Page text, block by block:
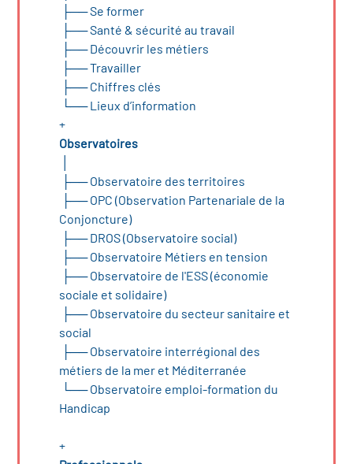
├──Se former
├──Santé & sécurité au travail
├──Découvrir les métiers
├──Travailler
├──Chiffres clés
└──Lieux d’information
+
Observatoires
├──Observatoire des territoires
├──OPC (Observation Partenariale de la
Conjoncture)
├──DROS (Observatoire social)
├──Observatoire Métiers en tension
├──Observatoire de l'ESS (économie
sociale et solidaire)
├──Observatoire du secteur sanitaire et
social
├──Observatoire interrégional des
métiers de la mer et Méditerranée
└──Observatoire emploi-formation du
Handicap
+